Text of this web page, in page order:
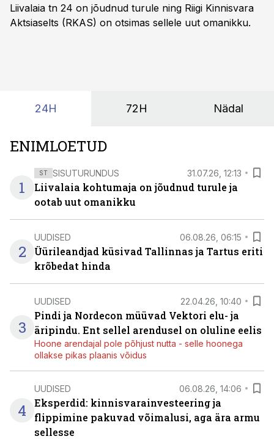
Liivalaia tn 24 on jõudnud turule ning Riigi Kinnisvara
Aktsiaselts (RKAS) on otsimas sellele uut omanikku.
24H 72H Nädal
ENIMLOETUD
1
ST SISUTURUNDUS 31.07.26, 12:13
Liivalaia kohtumaja on jõudnud turule ja
ootab uut omanikku
2
UUDISED 06.08.26, 06:15
Üürileandjad küsivad Tallinnas ja Tartus eriti
krõbedat hinda
3
UUDISED 22.04.26, 10:40
Pindi ja Nordecon müüvad Vektori elu- ja
äripindu. Ent sellel arendusel on oluline eelis
Hoone arendajal pole põhjust nutta - selle hoonega
ollakse pikas plaanis võidus
4
UUDISED 06.08.26, 14:06
Eksperdid: kinnisvarainvesteering ja
flippimine pakuvad võimalusi, aga ära armu
sellesse